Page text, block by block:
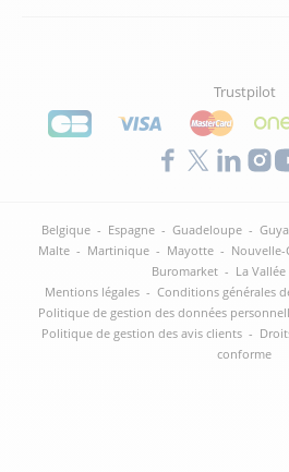
Trustpilot
Belgique - Espagne - Guadeloupe -
Malte - Martinique - Mayotte -
Buromarket - La
Mentions légales - Conditions générales
Politique de gestion des données
Politique de gestion des avis clients -
conforme